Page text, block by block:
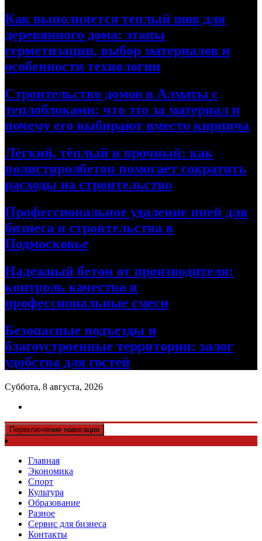
Как выполняется теплый шов для
деревянного дома: этапы
герметизации, выбор материалов и
особенности технологии
Строительство домов в Алматы с
теплоблоками: что это за материал и
почему его выбирают вместо кирпича
Лёгкий, тёплый и прочный: как
полистиролбетон помогает сократить
расходы на строительство
Профессиональное удаление пней для
бизнеса и строительства в
Подмосковье
Надежный бетон от производителя:
контроль качества и
профессиональные смеси
Безопасные подъезды и
благоустроенные территории: залог
удобства для гостей
Суббота, 8 августа, 2026
Переключение навигации
Главная
Экономика
Спорт
Культура
Образование
Разное
Сервис для бизнеса
Контакты